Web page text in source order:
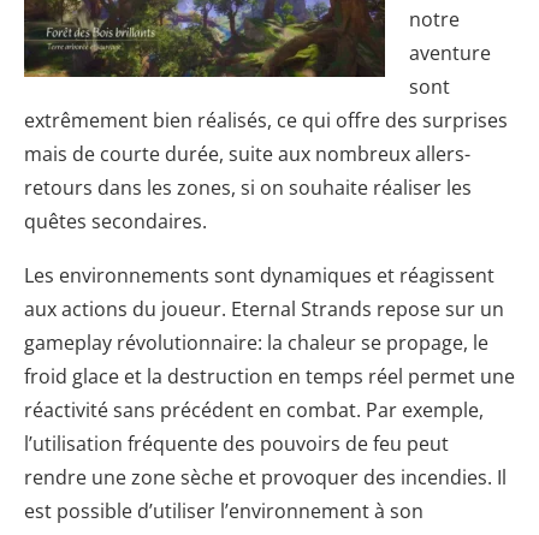
notre
aventure
sont
extrêmement bien réalisés, ce qui offre des surprises
mais de courte durée, suite aux nombreux allers-
retours dans les zones, si on souhaite réaliser les
quêtes secondaires.
Les environnements sont dynamiques et réagissent
aux actions du joueur. Eternal Strands repose sur un
gameplay révolutionnaire: la chaleur se propage, le
froid glace et la destruction en temps réel permet une
réactivité sans précédent en combat. Par exemple,
l’utilisation fréquente des pouvoirs de feu peut
rendre une zone sèche et provoquer des incendies. Il
est possible d’utiliser l’environnement à son